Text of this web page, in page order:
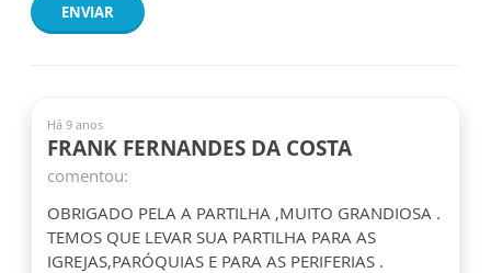
ENVIAR
Há 9 anos
FRANK FERNANDES DA COSTA
comentou:
OBRIGADO PELA A PARTILHA ,MUITO GRANDIOSA .
TEMOS QUE LEVAR SUA PARTILHA PARA AS
IGREJAS,PARÓQUIAS E PARA AS PERIFERIAS .